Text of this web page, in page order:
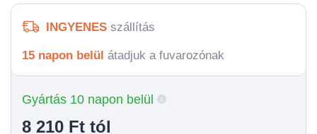
INGYENES szállítás
15 napon belül átadjuk a fuvarozónak
Gyártás 10 napon belül
8 210 Ft tól